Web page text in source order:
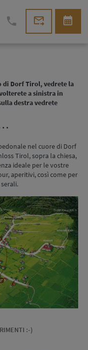
phone forward_to_inbox calendar_month
di Dorf Tirol, vedrete la
a sinistra in
destra vedrete
nel cuore di Dorf
Tirol, sopra la chiesa,
ideale per le vostre
aperitivi, così come per
:-)